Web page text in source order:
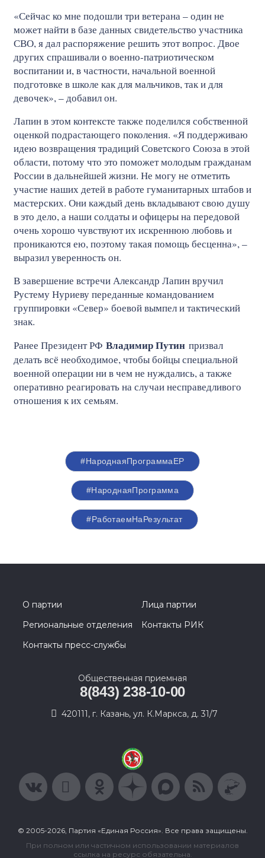
«Сейчас ко мне подошли три ветерана – один не
может найти в базе данных свидетельство участника
СВО, я дал распоряжение решить этот вопрос. Двое
других спрашивали о военно-патриотическом
воспитании и, в частности, начальной военной
подготовке в школе как для мальчиков, так и для
девочек», – добавил он.
Лапин в этом контексте также поделился собственной
оценкой подрастающего поколения. «Я поддерживаю
идею возвращения традиций Советского Союза в этой
области, потому что это поможет молодым гражданам
России в дальнейшей жизни. Не могу не отметить
участие наших детей в работе гуманитарных штабов и
мастерских. Они каждый день вкладывают свою душу
в это дело, а наши солдаты и офицеры на передовой
очень хорошо чувствуют их искреннюю любовь и
проникаются ею, поэтому такая помощь бесценна», –
выразил уверенность он.
В завершение встречи Александр Лапин вручил
Рустему Нуриеву переданные командованием
группировки «Север» боевой вымпел и тактический
знак.
Ранее Президент РФ Владимир Путин призвал
делать всё необходимое, чтобы бойцы специальной
военной операции ни в чем не нуждались, а также
оперативно реагировать на случаи несправедливого
отношения к их семьям.
#НароднаяПрограммаЕР
#НароднаяПрограмма
#РаботаемНаРезультат
О партии
Лица партии
Региональные отделения
Контакты РИК
Контакты пресс-службы
Общественная приемная
8(843) 238-10-00
420111, г. Казань, ул. К.Маркса, д. 31/7
© 2005-2026, Партия «Единая Россия». Все права защищены.
При полном или частичном использовании материалов
ссылка на ресурс обязательна.